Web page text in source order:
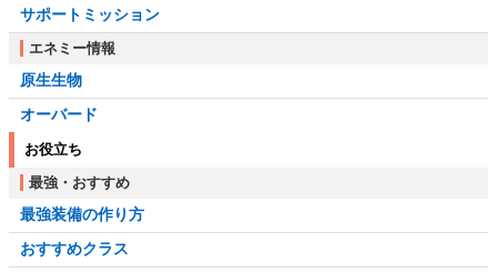
サポートミッション
エネミー情報
原生生物
オーバード
お役立ち
最強・おすすめ
最強装備の作り方
おすすめクラス